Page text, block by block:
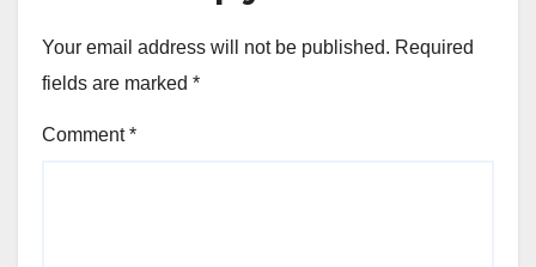
Your email address will not be published. Required
fields are marked *
Comment*